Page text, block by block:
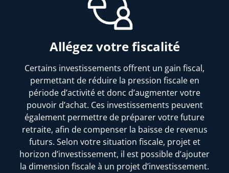
Allégez votre fiscalité
Certains investissements offrent un gain fiscal,
permettant de réduire la pression fiscale en
période d’activité et donc d’augmenter votre
pouvoir d’achat. Ces investissements peuvent
également permettre de préparer votre future
retraite, afin de compenser la baisse de revenus
futurs. Selon votre situation fiscale, projet et
horizon d’investissement, il est possible d’ajouter
la dimension fiscale à un projet d’investissement.